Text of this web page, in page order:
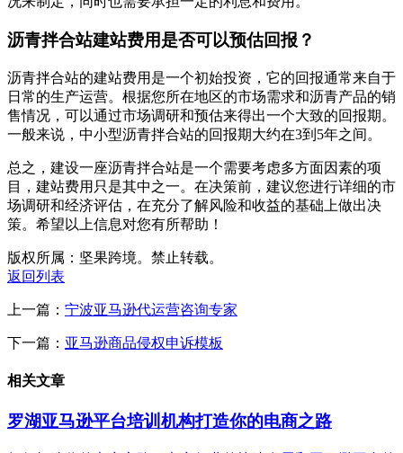
沥青拌合站建站费用是否可以预估回报？
沥青拌合站的建站费用是一个初始投资，它的回报通常来自于
日常的生产运营。根据您所在地区的市场需求和沥青产品的销
售情况，可以通过市场调研和预估来得出一个大致的回报期。
一般来说，中小型沥青拌合站的回报期大约在3到5年之间。
总之，建设一座沥青拌合站是一个需要考虑多方面因素的项
目，建站费用只是其中之一。在决策前，建议您进行详细的市
场调研和经济评估，在充分了解风险和收益的基础上做出决
策。希望以上信息对您有所帮助！
版权所属：坚果跨境。禁止转载。
返回列表
上一篇： 宁波亚马逊代运营咨询专家
下一篇： 亚马逊商品侵权申诉模板
相关文章
罗湖亚马逊平台培训机构打造你的电商之路